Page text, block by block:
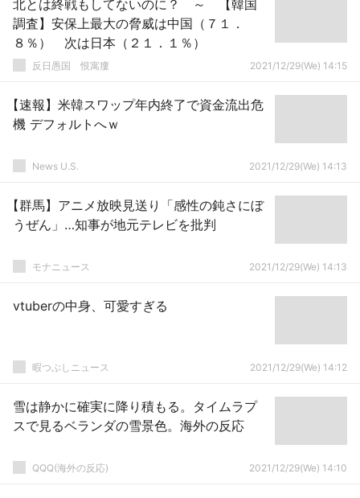
北とは終戦もしてないのに？ ～ 【韓国
調査】安保上最大の脅威は中国（７１．
８％） 次は日本（２１．１％）
反日愚国 恨寓瘻 2021/12/29(We) 14:15
【速報】米韓スワップ年内終了で資金流出危
機 デフォルトへｗ
News U.S. 2021/12/29(We) 14:13
【群馬】アニメ放映見送り「感性の鈍さにぼ
うぜん」…知事が地元テレビを批判
モナニュース 2021/12/29(We) 14:13
vtuberの中身、可愛すぎる
暇つぶしニュース 2021/12/29(We) 14:12
雪は静かに確実に降り積もる。タイムラプ
スで見るベランダの雪景色。海外の反応
QQQ(海外の反応) 2021/12/29(We) 14:10